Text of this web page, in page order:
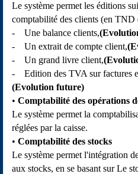
Le système permet les éditions
comptabilité des clients (en TND
- Une balance clients,
- Un extrait de compte client,
- Un grand livre client,
- Edition des TVA sur factures
(Evolution future)
Comptabilité des opérations
Le système permet la
réglées par la caisse.
Comptabilité des stocks
Le système permet l'intégration
aux stocks, en se basant sur Le